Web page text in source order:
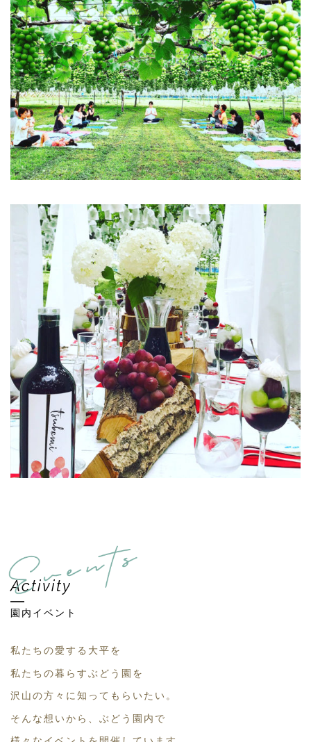
Activity
園内イベント
私たちの愛する大平を
私たちの暮らすぶどう園を
沢山の方々に知ってもらいたい。
そんな想いから、ぶどう園内で